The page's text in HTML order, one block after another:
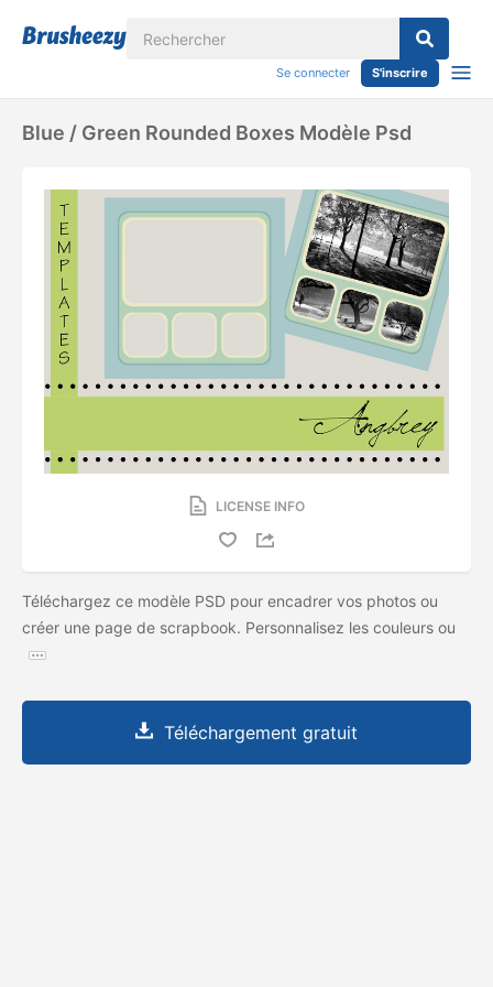
Se connecter S'inscrire
Blue / Green Rounded Boxes Modèle Psd
LICENSE INFO
Téléchargez ce modèle PSD pour encadrer vos photos ou
créer une page de scrapbook. Personnalisez les couleurs ou
Téléchargement gratuit